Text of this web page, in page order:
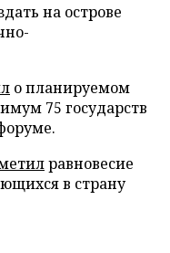
на острове
о планируемом
75 государств
равновесие
в страну